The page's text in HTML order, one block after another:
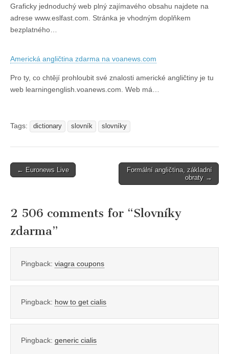
Graficky jednoduchý web plný zajímavého obsahu najdete na
adrese www.eslfast.com. Stránka je vhodným doplňkem
bezplatného…
Americká angličtina zdarma na voanews.com
Pro ty, co chtějí prohloubit své znalosti americké angličtiny je tu
web learningenglish.voanews.com. Web má…
Tags: dictionary slovník slovníky
Post
← Euronews Live
Formální angličtina, základní
obraty →
2 506 comments for “Slovníky
zdarma”
Pingback: viagra coupons
Pingback: how to get cialis
Pingback: generic cialis